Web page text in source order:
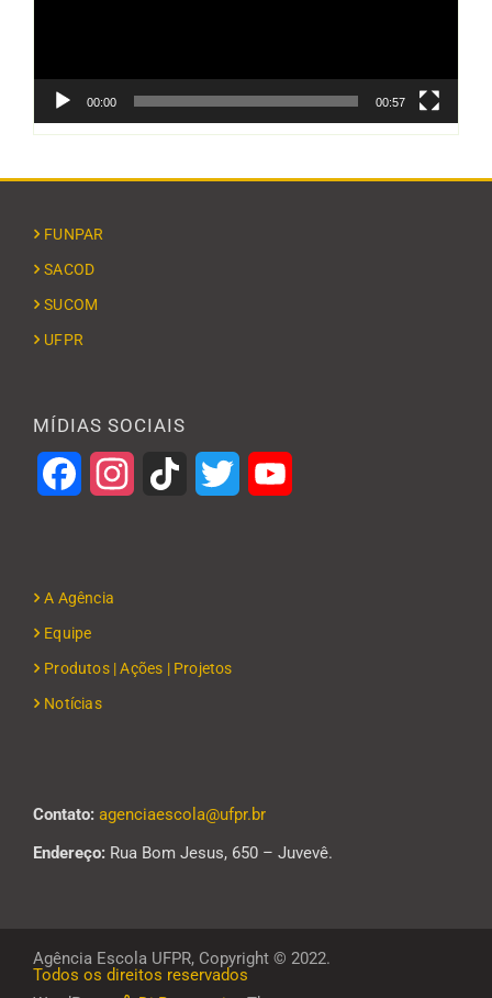
00:00 00:57
FUNPAR
SACOD
SUCOM
UFPR
MÍDIAS SOCIAIS
FacebookInstagramTikTok Twitter
A Agência
Equipe
Produtos | Ações | Projetos
Notícias
Contato: agenciaescola@ufpr.br
Endereço: Rua Bom Jesus, 650 – Juvevê.
Agência Escola UFPR, Copyright © 2022.
Todos os direitos reservados